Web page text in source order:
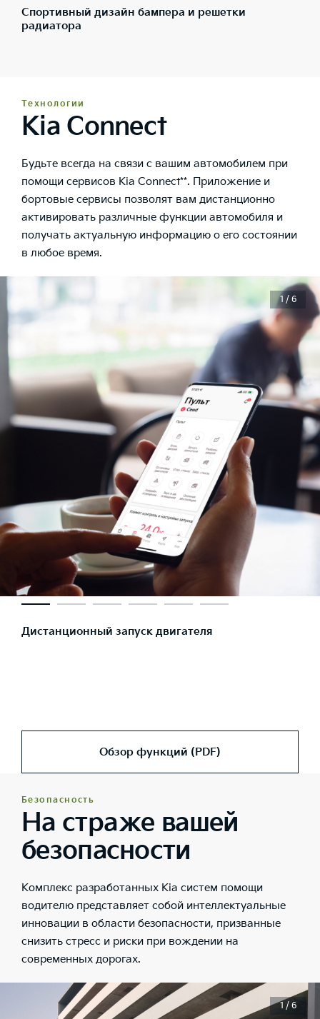
Спортивный дизайн бампера и решетки
радиатора
Технологии
Kia Connect
Будьте всегда на связи с вашим автомобилем при
помощи сервисов Kia Connect**. Приложение и
бортовые сервисы позволят вам дистанционно
активировать различные функции автомобиля и
получать актуальную информацию о его состоянии
в любое время.
Дистанционный запуск двигателя
1 / 6
Обзор функций (PDF)
Безопасность
На страже вашей
безопасности
Комплекс разработанных Kia систем помощи
водителю представляет собой интеллектуальные
инновации в области безопасности, призванные
снизить стресс и риски при вождении на
современных дорогах.
1 / 6